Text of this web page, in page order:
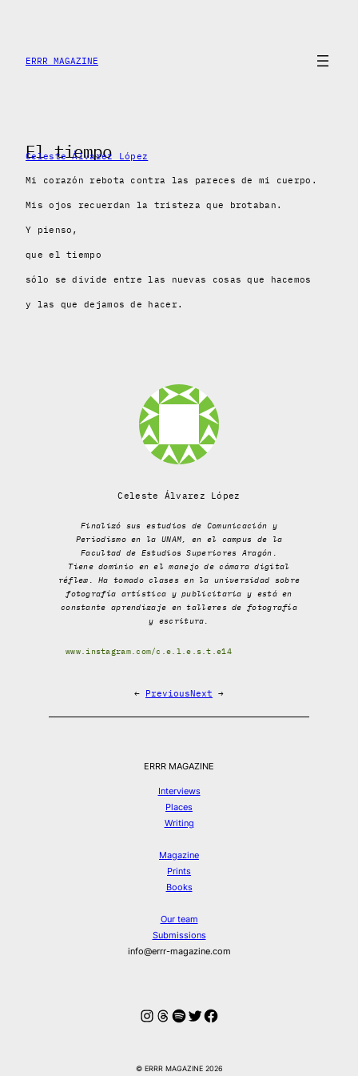
content
ERRR MAGAZINE
El tiempo
Celeste Álvarez López
Mi corazón rebota contra las pareces de mi cuerpo.
Mis ojos recuerdan la tristeza que brotaban.
Y pienso,
que el tiempo
sólo se divide entre las nuevas cosas que hacemos
y las que dejamos de hacer.
Celeste Álvarez López
Finalizó sus estudios de Comunicación y
Periodismo en la UNAM, en el campus de la
Facultad de Estudios Superiores Aragón.
Tiene dominio en el manejo de cámara digital
réflex. Ha tomado clases en la universidad sobre
fotografía artística y publicitaria y está en
constante aprendizaje en talleres de fotografía
y escritura.
www.instagram.com/c.e.l.e.s.t.e14
← PreviousNext →
ERRR MAGAZINE
Interviews
Places
Writing
Magazine
Prints
Books
Our team
Submissions
info@errr-magazine.com
Instagram
Threads
Spotify
Twitter
Facebook
© ERRR MAGAZINE 2026